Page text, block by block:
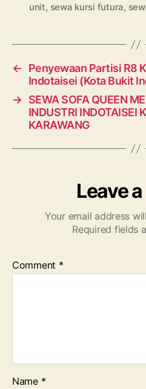
unit, sewa kursi futura,
←
Penyewaan Partisi R8
Indotaisei (Kota Bukit
→ SEWA SOFA QUEEN
INDUSTRI INDOTAISEI
KARAWANG
Leave
Your email address
Required fields
Comment *
Name *